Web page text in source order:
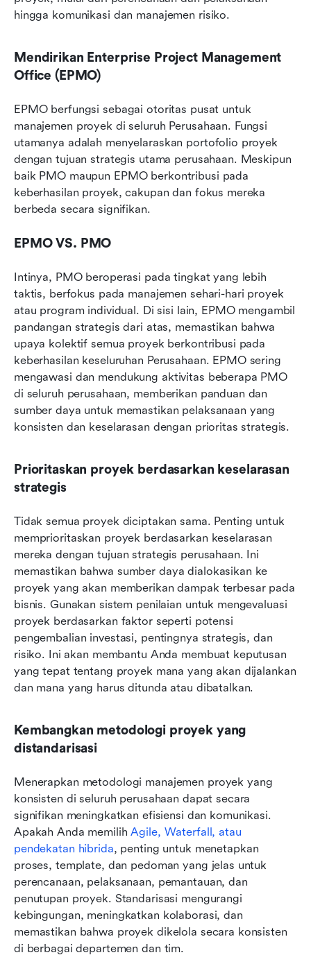
hingga komunikasi dan manajemen risiko.
Mendirikan Enterprise Project Management
Office (EPMO)
EPMO berfungsi sebagai otoritas pusat untuk
manajemen proyek di seluruh Perusahaan. Fungsi
utamanya adalah menyelaraskan portofolio proyek
dengan tujuan strategis utama perusahaan. Meskipun
baik PMO maupun EPMO berkontribusi pada
keberhasilan proyek, cakupan dan fokus mereka
berbeda secara signifikan.
EPMO VS. PMO
Intinya, PMO beroperasi pada tingkat yang lebih
taktis, berfokus pada manajemen sehari-hari proyek
atau program individual. Di sisi lain, EPMO mengambil
pandangan strategis dari atas, memastikan bahwa
upaya kolektif semua proyek berkontribusi pada
keberhasilan keseluruhan Perusahaan. EPMO sering
mengawasi dan mendukung aktivitas beberapa PMO
di seluruh perusahaan, memberikan panduan dan
sumber daya untuk memastikan pelaksanaan yang
konsisten dan keselarasan dengan prioritas strategis.
Prioritaskan proyek berdasarkan keselarasan
strategis
Tidak semua proyek diciptakan sama. Penting untuk
memprioritaskan proyek berdasarkan keselarasan
mereka dengan tujuan strategis perusahaan. Ini
memastikan bahwa sumber daya dialokasikan ke
proyek yang akan memberikan dampak terbesar pada
bisnis. Gunakan sistem penilaian untuk mengevaluasi
proyek berdasarkan faktor seperti potensi
pengembalian investasi, pentingnya strategis, dan
risiko. Ini akan membantu Anda membuat keputusan
yang tepat tentang proyek mana yang akan dijalankan
dan mana yang harus ditunda atau dibatalkan.
Kembangkan metodologi proyek yang
distandarisasi
Menerapkan metodologi manajemen proyek yang
konsisten di seluruh perusahaan dapat secara
signifikan meningkatkan efisiensi dan komunikasi.
Apakah Anda memilih Agile, Waterfall, atau
pendekatan hibrida, penting untuk menetapkan
proses, template, dan pedoman yang jelas untuk
perencanaan, pelaksanaan, pemantauan, dan
penutupan proyek. Standarisasi mengurangi
kebingungan, meningkatkan kolaborasi, dan
memastikan bahwa proyek dikelola secara konsisten
di berbagai departemen dan tim.